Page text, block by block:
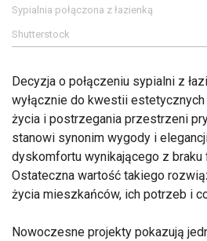
Sypialnia połączona z łazienką
Shutterstock
Decyzja o połączeniu sypialni z
wyłącznie do kwestii
życia i postrzegania przestrzeni
stanowi synonim wygody i
dyskomfortu wynikającego z braku
Ostateczna wartość takiego
życia mieszkańców, ich potrzeb i
Nowoczesne projekty pokazują